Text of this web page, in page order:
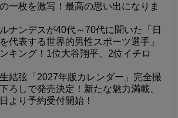
一枚を激写！最高の思い出になりま
ナンデスが40代～70代に聞いた「日
代表する世界的男性スポーツ選手」
キング！1位大谷翔平、2位イチロ
結弦「2027年版カレンダー」完全撮
ろしで発売決定！新たな魅力満載、
より予約受付開始！